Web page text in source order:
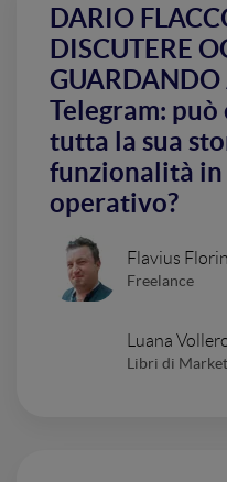
DARIO
DISCUTERE
Telegram: può
tutta la sua
funzionalità in
operativo?
Flavius
Freelance
Luana
Libri di